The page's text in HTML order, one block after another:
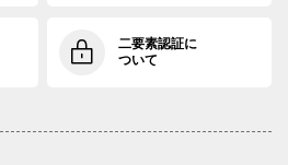
二要素認証に
ついて